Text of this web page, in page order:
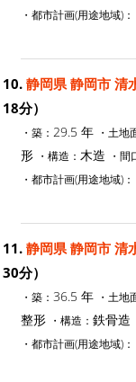
・都市計画(用途地域)：
10. 静岡県 静岡市 清
18分）
・築： 29.5 年 ・土地
形 ・構造： 木造 ・間
・都市計画(用途地域)：
11. 静岡県 静岡市 清
30分）
・築： 36.5 年 ・土地
整形 ・構造： 鉄骨造
・都市計画(用途地域)：